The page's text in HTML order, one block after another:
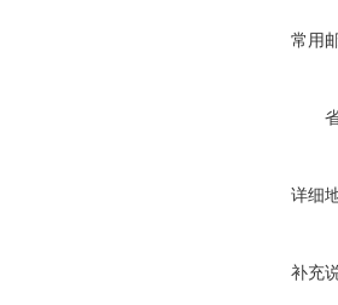
常用
详细
补充